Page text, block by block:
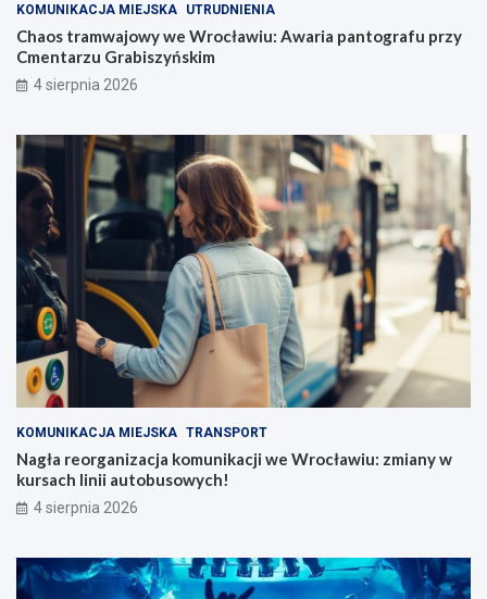
KOMUNIKACJA MIEJSKA UTRUDNIENIA
Chaos tramwajowy we Wrocławiu: Awaria pantografu przy
Cmentarzu Grabiszyńskim
4 sierpnia 2026
KOMUNIKACJA MIEJSKA TRANSPORT
Nagła reorganizacja komunikacji we Wrocławiu: zmiany w
kursach linii autobusowych!
4 sierpnia 2026